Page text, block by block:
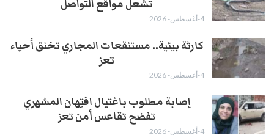
تشعل مواقع التواصل
4-أغسطس- 2026
كارثة بيئية.. مستنقعات المجاري تخنق أحياء
تعز
4-أغسطس- 2026
إصابة مطلوب باغتيال افتِهان المشهري
تفضح تقاعس أمن تعز
4-أغسطس- 2026